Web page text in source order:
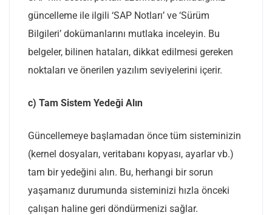
güncelleme ile ilgili ‘SAP Notları’ ve ‘Sürüm
Bilgileri’ dokümanlarını mutlaka inceleyin. Bu
belgeler, bilinen hataları, dikkat edilmesi gereken
noktaları ve önerilen yazılım seviyelerini içerir.
c) Tam Sistem Yedeği Alın
Güncellemeye başlamadan önce tüm sisteminizin
(kernel dosyaları, veritabanı kopyası, ayarlar vb.)
tam bir yedeğini alın. Bu, herhangi bir sorun
yaşamanız durumunda sisteminizi hızla önceki
çalışan haline geri döndürmenizi sağlar.